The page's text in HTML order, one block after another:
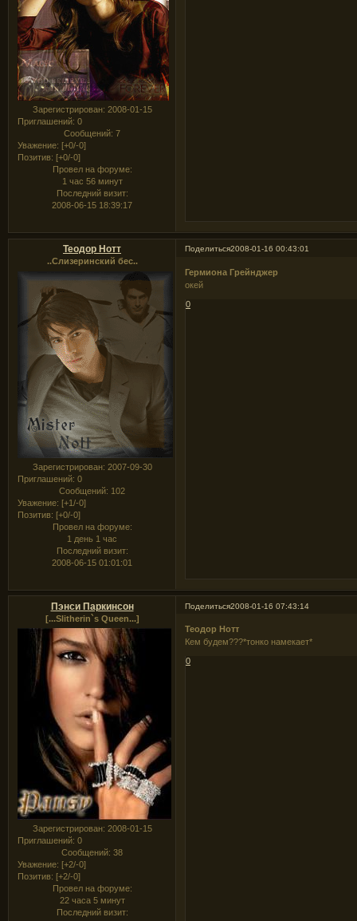
Зарегистрирован: 2008-01-15
Приглашений: 0
Сообщений: 7
Уважение: [+0/-0]
Позитив: [+0/-0]
Провел на форуме:
1 час 56 минут
Последний визит:
2008-06-15 18:39:17
Поделиться2008-01-16 00:43:01
Теодор Нотт
..Слизеринский бес..
Зарегистрирован: 2007-09-30
Приглашений: 0
Сообщений: 102
Уважение: [+1/-0]
Позитив: [+0/-0]
Провел на форуме:
1 день 1 час
Последний визит:
2008-06-15 01:01:01
Гермиона Грейнджер
окей
0
Поделиться2008-01-16 07:43:14
Пэнси Паркинсон
[...Slitherin`s Queen...]
Зарегистрирован: 2008-01-15
Приглашений: 0
Сообщений: 38
Уважение: [+2/-0]
Позитив: [+2/-0]
Провел на форуме:
22 часа 5 минут
Последний визит:
Теодор Нотт
Кем будем???*тонко намекает*
0